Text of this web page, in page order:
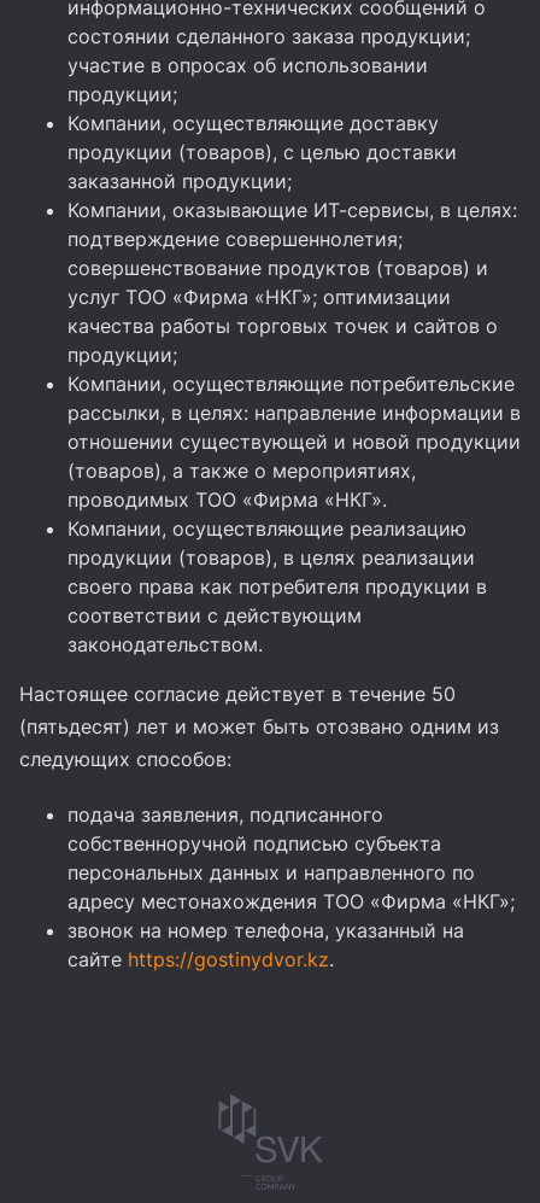
информационно-технических сообщений о
состоянии сделанного заказа продукции;
участие в опросах об использовании
продукции;
Компании, осуществляющие доставку
продукции (товаров), с целью доставки
заказанной продукции;
Компании, оказывающие ИТ-сервисы, в целях:
подтверждение совершеннолетия;
совершенствование продуктов (товаров) и
услуг ТОО «Фирма «НКГ»; оптимизации
качества работы торговых точек и сайтов о
продукции;
Компании, осуществляющие потребительские
рассылки, в целях: направление информации в
отношении существующей и новой продукции
(товаров), а также о мероприятиях,
проводимых ТОО «Фирма «НКГ».
Компании, осуществляющие реализацию
продукции (товаров), в целях реализации
своего права как потребителя продукции в
соответствии с действующим
законодательством.
Настоящее согласие действует в течение 50
(пятьдесят) лет и может быть отозвано одним из
следующих способов:
подача заявления, подписанного
собственноручной подписью субъекта
персональных данных и направленного по
адресу местонахождения ТОО «Фирма «НКГ»;
звонок на номер телефона, указанный на
сайте https://gostinydvor.kz.